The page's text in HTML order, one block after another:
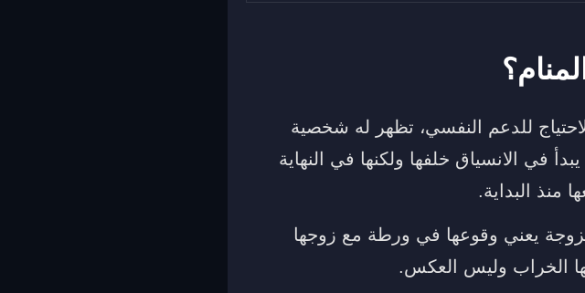
للدعم النفسي، تظهر له شخصية
في الانسياق خلفها ولكنها في النهاية
منذ البداية.
يعني وقوعها في ورطة مع زوجها
الخراب وليس العكس.